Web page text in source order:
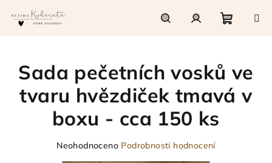
obsah
košík
Sada pečetních vosků ve
tvaru hvězdiček tmavá v
boxu - cca 150 ks
Průměrné
Neohodnoceno Podrobnosti hodnocení